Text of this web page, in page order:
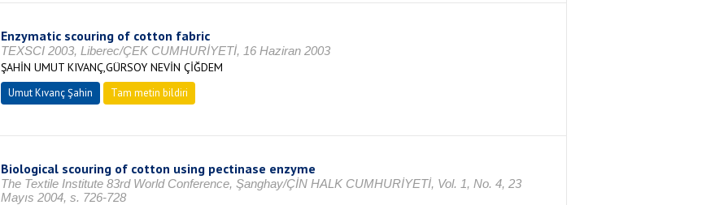
Enzymatic scouring of cotton fabric
TEXSCI 2003, Liberec/ÇEK CUMHURİYETİ, 16 Haziran 2003
ŞAHİN UMUT KIVANÇ,GÜRSOY NEVİN ÇİĞDEM
Umut Kıvanç Şahin Tam metin bildiri
Biological scouring of cotton using pectinase enzyme
The Textile Institute 83rd World Conference, Şanghay/ÇİN HALK CUMHURİYETİ, Vol. 1, No. 4, 23
Mayıs 2004, s. 726-728